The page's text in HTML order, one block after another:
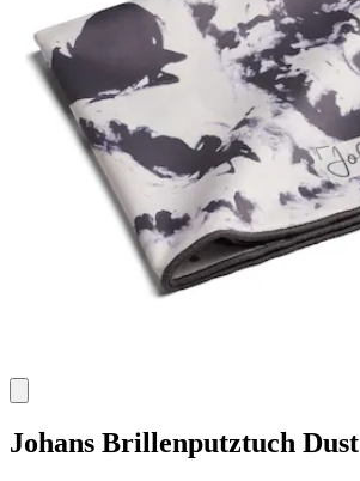
Johans Brillenputztuch Dust